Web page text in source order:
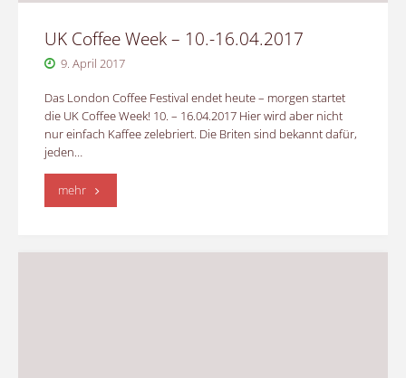
UK Coffee Week – 10.-16.04.2017
9. April 2017
Das London Coffee Festival endet heute – morgen startet
die UK Coffee Week! 10. – 16.04.2017 Hier wird aber nicht
nur einfach Kaffee zelebriert. Die Briten sind bekannt dafür,
jeden…
mehr"UK